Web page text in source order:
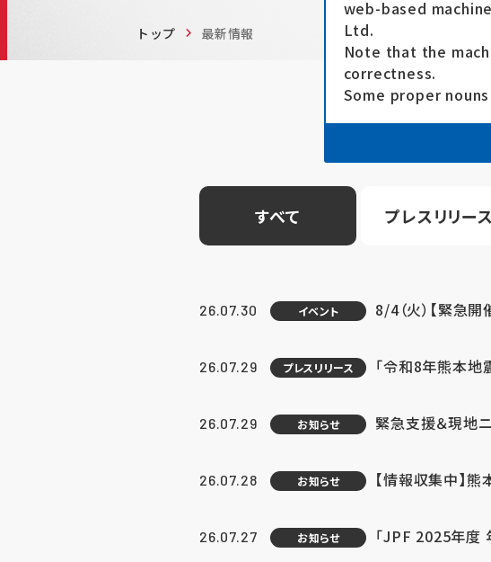
トップ 最新情報
すべて プレスリリース
26.07.30 イベント 8/4（火）【緊急
26.07.29 プレスリリース 「令和8年熊本地
26.07.29 お知らせ 緊急支援＆現地
26.07.28 お知らせ 【情報収集中】
26.07.27 お知らせ 「JPF 2025年度
web-based
Ltd.
Note that the
correctness.
Some proper